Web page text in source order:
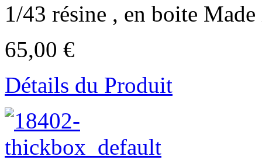
1/43 résine , en boite
65,00 €
Détails du Produit